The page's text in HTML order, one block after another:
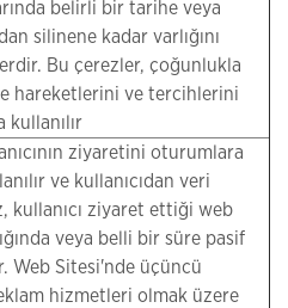
belirli bir tarihe veya
silinene kadar varlığını
Bu çerezler, çoğunlukla
hareketlerini ve tercihlerini
kullanılır
ziyaretini oturumlara
ve kullanıcıdan veri
kullanıcı ziyaret ettiği web
veya belli bir süre pasif
Web Sitesi'nde üçüncü
hizmetleri olmak üzere